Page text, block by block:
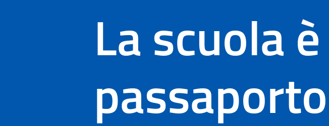
La scuola